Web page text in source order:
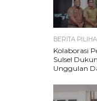
BERITA
Kolaborasi
Sulsel
Unggulan